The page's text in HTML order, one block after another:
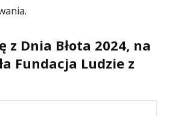
z Dnia Błota 2024, na
Fundacja Ludzie z